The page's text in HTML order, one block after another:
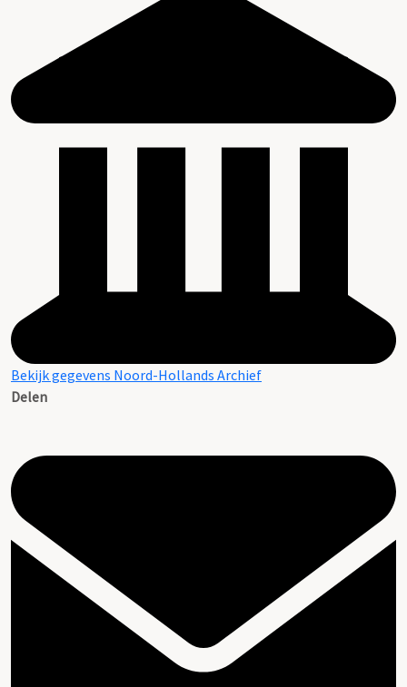
Bekijk gegevens Noord-Hollands Archief
Delen